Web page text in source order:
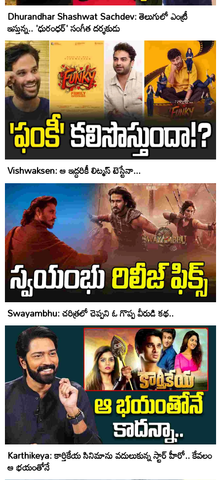
Dhurandhar Shashwat Sachdev: తెలుగులో ఎంట్రీ
ఇస్తున్న‌.. 'ధురంధ‌ర్' సంగీత ద‌ర్శ‌కుడు
Vishwaksen: ఆ ఇద్దరికీ లిట్మస్ టెస్టేనా...
Swayambhu: చరిత్రలో చెప్పని ఓ గొప్ప వీరుడి కథ..
Karthikeya: కార్తికేయ సినిమాను వదులుకున్న స్టార్ హీరో.. కేవలం
ఆ భయంతోనే